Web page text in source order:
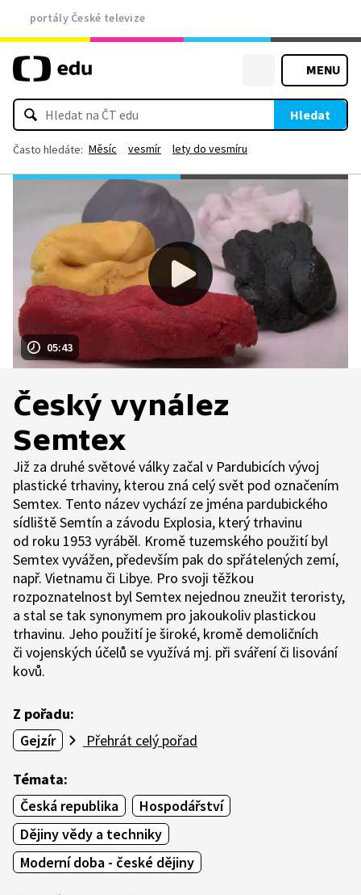
portály České televize
MENU
Hledat
Často hledáte: Měsíc vesmír lety do vesmíru
05:43
Český vynález
Semtex
Již za druhé světové války začal v Pardubicích vývoj
plastické trhaviny, kterou zná celý svět pod označením
Semtex. Tento název vychází ze jména pardubického
sídliště Semtín a závodu Explosia, který trhavinu
od roku 1953 vyráběl. Kromě tuzemského použití byl
Semtex vyvážen, především pak do spřátelených zemí,
např. Vietnamu či Libye. Pro svoji těžkou
rozpoznatelnost byl Semtex nejednou zneužit teroristy,
a stal se tak synonymem pro jakoukoliv plastickou
trhavinu. Jeho použití je široké, kromě demoličních
či vojenských účelů se využívá mj. při sváření či lisování
kovů.
Z pořadu:
Gejzír
Přehrát celý pořad
Témata:
Česká republika
Hospodářství
Dějiny vědy a techniky
Moderní doba - české dějiny